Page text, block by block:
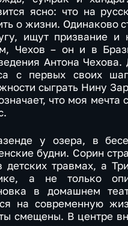
ясно: что на
о жизни. Одинаково
ищут призвание и
Чехов – он и в
Антона
с первых своих
сыграть Нину
что моя мечта
у озера, в
будни. Сорин
детских травмах, а
а не только
в домашнем
на современную
смещены. В центре